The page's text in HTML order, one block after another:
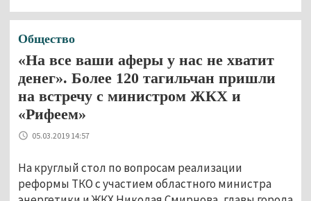
Общество
«На все ваши аферы у нас не хватит
денег». Более 120 тагильчан пришли
на встречу с министром ЖКХ и
«Рифеем»
05.03.2019 14:57
На круглый стол по вопросам реализации
реформы ТКО с участием областного министра